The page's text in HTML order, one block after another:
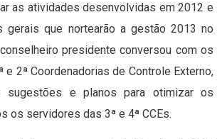
as atividades desenvolvidas em 2012 e
gerais que nortearão a gestão 2013 no
presidente conversou com os
e 2ª Coordenadorias de Controle Externo,
sugestões e planos para otimizar os
os servidores das 3ª e 4ª CCEs.